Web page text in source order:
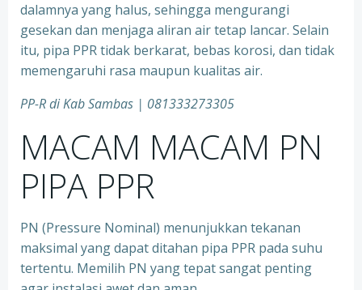
dalamnya yang halus, sehingga mengurangi
gesekan dan menjaga aliran air tetap lancar. Selain
itu, pipa PPR tidak berkarat, bebas korosi, dan tidak
memengaruhi rasa maupun kualitas air.
PP-R di Kab Sambas | 081333273305
MACAM MACAM PN
PIPA PPR
PN (Pressure Nominal) menunjukkan tekanan
maksimal yang dapat ditahan pipa PPR pada suhu
tertentu. Memilih PN yang tepat sangat penting